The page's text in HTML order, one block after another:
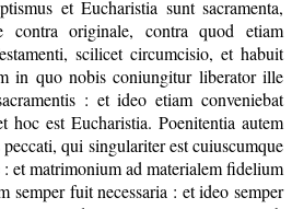
et Eucharistia sunt sacramenta,
contra originale, contra quod etiam
scilicet circumcisio, et habuit
in quo nobis coniungitur liberator ille
: et ideo etiam conveniebat
hoc est Eucharistia. Poenitentia autem
qui singulariter est cuiuscumque
et matrimonium ad materialem fidelium
semper fuit necessaria : et ideo semper